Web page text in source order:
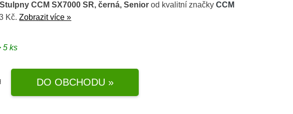
CCM SX7000 SR, černá, Senior od kvalitní značkyCCM
Kč.Zobrazit více »
5 ks
DO OBCHODU »